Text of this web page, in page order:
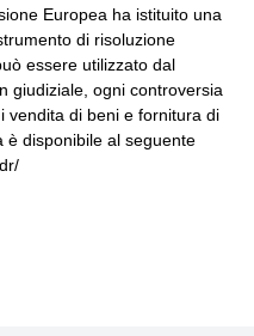
Europea ha istituito una
di risoluzione
essere utilizzato dal
giudiziale, ogni controversia
vendita di beni e fornitura di
è disponibile al seguente